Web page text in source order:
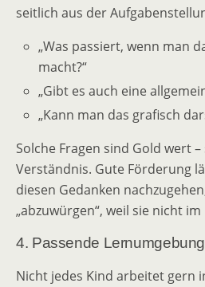
seitlich aus der
„Was passiert, wenn man
macht?“
„Gibt es auch eine
„Kann man das grafisch
Solche Fragen sind Gold wert
Verständnis. Gute Förderung
diesen Gedanken
„abzuwürgen“, weil sie nicht
4. Passende Lernumgebung
Nicht jedes Kind arbeitet gern